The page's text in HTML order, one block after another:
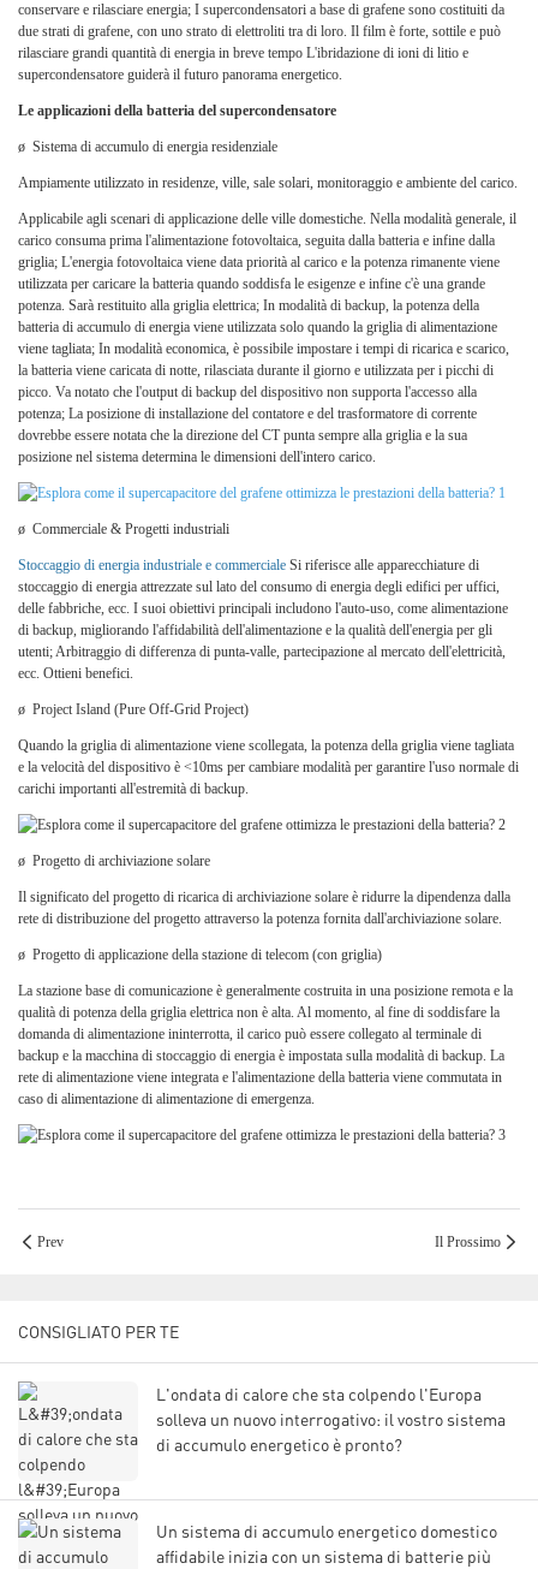
conservare e rilasciare energia; I supercondensatori a base di grafene sono costituiti da
due strati di grafene, con uno strato di elettroliti tra di loro. Il film è forte, sottile e può
rilasciare grandi quantità di energia in breve tempo L'ibridazione di ioni di litio e
supercondensatore guiderà il futuro panorama energetico.
Le applicazioni della batteria del supercondensatore
ø Sistema di accumulo di energia residenziale
Ampiamente utilizzato in residenze, ville, sale solari, monitoraggio e ambiente del carico.
Applicabile agli scenari di applicazione delle ville domestiche. Nella modalità generale, il
carico consuma prima l'alimentazione fotovoltaica, seguita dalla batteria e infine dalla
griglia; L'energia fotovoltaica viene data priorità al carico e la potenza rimanente viene
utilizzata per caricare la batteria quando soddisfa le esigenze e infine c'è una grande
potenza. Sarà restituito alla griglia elettrica; In modalità di backup, la potenza della
batteria di accumulo di energia viene utilizzata solo quando la griglia di alimentazione
viene tagliata; In modalità economica, è possibile impostare i tempi di ricarica e scarico,
la batteria viene caricata di notte, rilasciata durante il giorno e utilizzata per i picchi di
picco. Va notato che l'output di backup del dispositivo non supporta l'accesso alla
potenza; La posizione di installazione del contatore e del trasformatore di corrente
dovrebbe essere notata che la direzione del CT punta sempre alla griglia e la sua
posizione nel sistema determina le dimensioni dell'intero carico.
ø Commerciale & Progetti industriali
Stoccaggio di energia industriale e commerciale Si riferisce alle apparecchiature di
stoccaggio di energia attrezzate sul lato del consumo di energia degli edifici per uffici,
delle fabbriche, ecc. I suoi obiettivi principali includono l'auto-uso, come alimentazione
di backup, migliorando l'affidabilità dell'alimentazione e la qualità dell'energia per gli
utenti; Arbitraggio di differenza di punta-valle, partecipazione al mercato dell'elettricità,
ecc. Ottieni benefici.
ø Project Island (Pure Off-Grid Project)
Quando la griglia di alimentazione viene scollegata, la potenza della griglia viene tagliata
e la velocità del dispositivo è <10ms per cambiare modalità per garantire l'uso normale di
carichi importanti all'estremità di backup.
ø Progetto di archiviazione solare
Il significato del progetto di ricarica di archiviazione solare è ridurre la dipendenza dalla
rete di distribuzione del progetto attraverso la potenza fornita dall'archiviazione solare.
ø Progetto di applicazione della stazione di telecom (con griglia)
La stazione base di comunicazione è generalmente costruita in una posizione remota e la
qualità di potenza della griglia elettrica non è alta. Al momento, al fine di soddisfare la
domanda di alimentazione ininterrotta, il carico può essere collegato al terminale di
backup e la macchina di stoccaggio di energia è impostata sulla modalità di backup. La
rete di alimentazione viene integrata e l'alimentazione della batteria viene commutata in
caso di alimentazione di alimentazione di emergenza.
Prev Il Prossimo
CONSIGLIATO PER TE
L'ondata di calore che sta colpendo l'Europa
solleva un nuovo interrogativo: il vostro sistema
di accumulo energetico è pronto?
Un sistema di accumulo energetico domestico
affidabile inizia con un sistema di batterie più